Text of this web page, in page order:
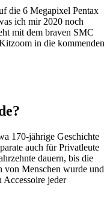
die 6 Megapixel Pentax
ich mir 2020 noch
mit dem braven SMC
in die kommenden
170-jährige Geschichte
auch für Privatleute
dauern, bis die
Menschen wurde und
Accessoire jeder